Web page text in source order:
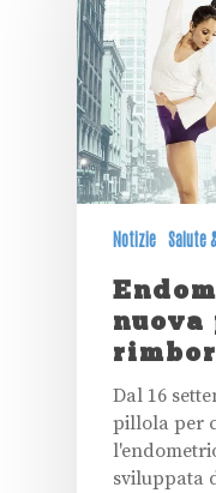
Notizie Salute
Dal 16
pillola per
sviluppata